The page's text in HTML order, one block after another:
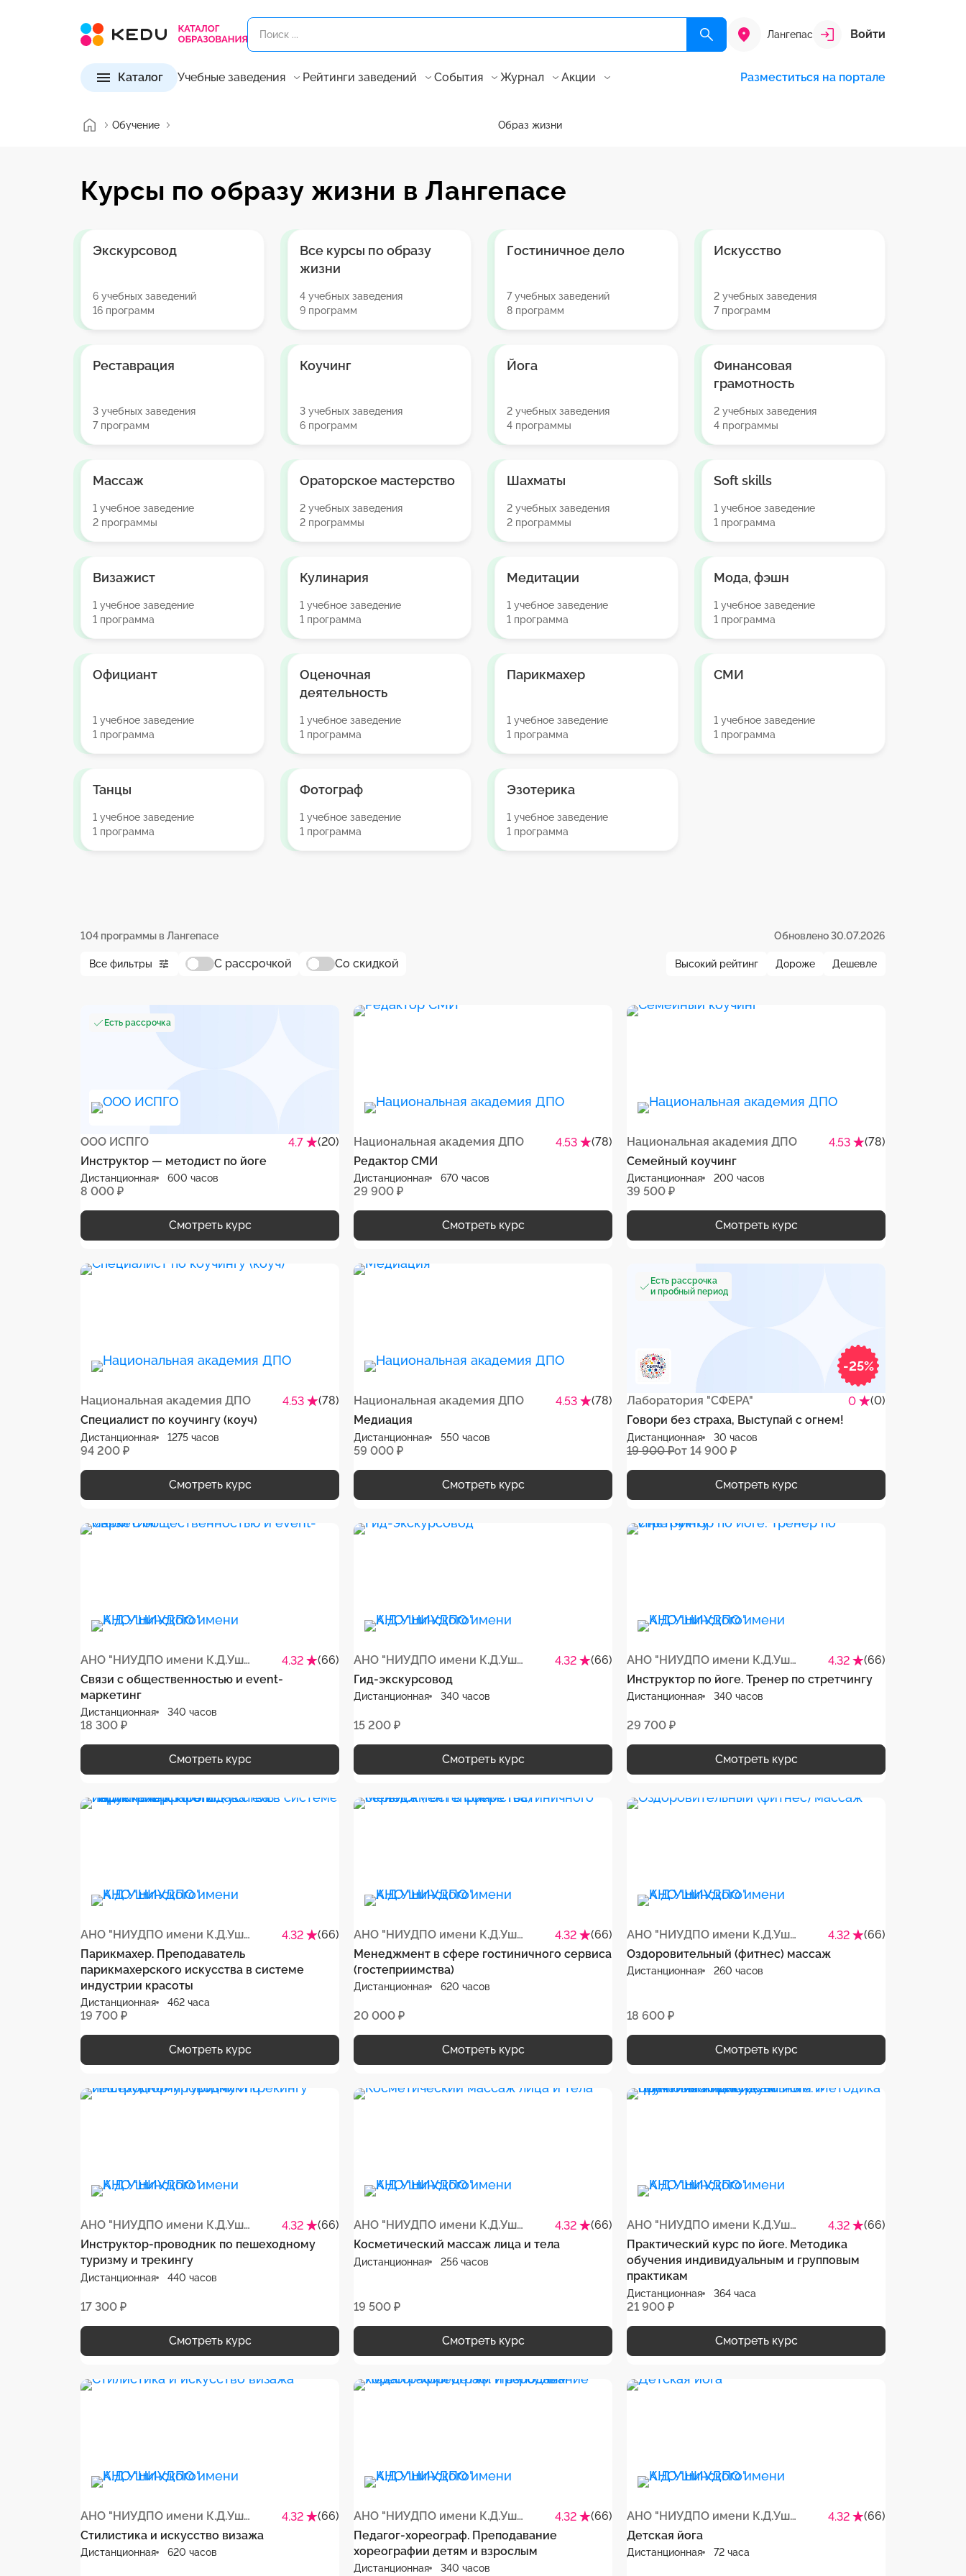
Лангепас Войти
Каталог Учебные заведения Рейтинги заведений События Журнал Акции Разместиться на портале
Обучение Образ жизни
Курсы по образу жизни в Лангепасе
Экскурсовод
6 учебных заведений
16 программ
Все курсы по образу
жизни
4 учебных заведения
9 программ
Гостиничное дело
7 учебных заведений
8 программ
Искусство
2 учебных заведения
7 программ
Реставрация
3 учебных заведения
7 программ
Коучинг
3 учебных заведения
6 программ
Йога
2 учебных заведения
4 программы
Финансовая
грамотность
2 учебных заведения
4 программы
Массаж
1 учебное заведение
2 программы
Ораторское мастерство
2 учебных заведения
2 программы
Шахматы
2 учебных заведения
2 программы
Soft skills
1 учебное заведение
1 программа
Визажист
1 учебное заведение
1 программа
Кулинария
1 учебное заведение
1 программа
Медитации
1 учебное заведение
1 программа
Мода, фэшн
1 учебное заведение
1 программа
Официант
1 учебное заведение
1 программа
Оценочная
деятельность
1 учебное заведение
1 программа
Парикмахер
1 учебное заведение
1 программа
СМИ
1 учебное заведение
1 программа
Танцы
1 учебное заведение
1 программа
Фотограф
1 учебное заведение
1 программа
Эзотерика
1 учебное заведение
1 программа
104 программы в Лангепасе Обновлено 30.07.2026
Все фильтры С рассрочкой Со скидкой Высокий рейтинг Дороже Дешевле
Есть рассрочка
ООО ИСПГО 4.7
(20)
Инструктор — методист по йоге
Дистанционная 600 часов
8 000 ₽
Смотреть курс
Национальная академия ДПО 4.53
(78)
Редактор СМИ
Дистанционная 670 часов
29 900 ₽
Смотреть курс
Национальная академия ДПО 4.53
(78)
Семейный коучинг
Дистанционная 200 часов
39 500 ₽
Смотреть курс
Национальная академия ДПО 4.53
(78)
Специалист по коучингу (коуч)
Дистанционная 1275 часов
94 200 ₽
Смотреть курс
Национальная академия ДПО 4.53
(78)
Медиация
Дистанционная 550 часов
59 000 ₽
Смотреть курс
Есть рассрочка
и пробный период
-25%
Лаборатория "СФЕРА" 0
(0)
Говори без страха, Выступай с огнем!
Дистанционная 30 часов
19 900 ₽от 14 900 ₽
Смотреть курс
АНО "НИУДПО имени К.Д.Ушинского" 4.32
(66)
Связи с общественностью и event-
маркетинг
Дистанционная 340 часов
18 300 ₽
Смотреть курс
АНО "НИУДПО имени К.Д.Ушинского" 4.32
(66)
Гид-экскурсовод
Дистанционная 340 часов
15 200 ₽
Смотреть курс
АНО "НИУДПО имени К.Д.Ушинского" 4.32
(66)
Инструктор по йоге. Тренер по стретчингу
Дистанционная 340 часов
29 700 ₽
Смотреть курс
АНО "НИУДПО имени К.Д.Ушинского" 4.32
(66)
Парикмахер. Преподаватель
парикмахерского искусства в системе
индустрии красоты
Дистанционная 462 часа
19 700 ₽
Смотреть курс
АНО "НИУДПО имени К.Д.Ушинского" 4.32
(66)
Менеджмент в сфере гостиничного сервиса
(гостеприимства)
Дистанционная 620 часов
20 000 ₽
Смотреть курс
АНО "НИУДПО имени К.Д.Ушинского" 4.32
(66)
Оздоровительный (фитнес) массаж
Дистанционная 260 часов
18 600 ₽
Смотреть курс
АНО "НИУДПО имени К.Д.Ушинского" 4.32
(66)
Инструктор-проводник по пешеходному
туризму и трекингу
Дистанционная 440 часов
17 300 ₽
Смотреть курс
АНО "НИУДПО имени К.Д.Ушинского" 4.32
(66)
Косметический массаж лица и тела
Дистанционная 256 часов
19 500 ₽
Смотреть курс
АНО "НИУДПО имени К.Д.Ушинского" 4.32
(66)
Практический курс по йоге. Методика
обучения индивидуальным и групповым
практикам
Дистанционная 364 часа
21 900 ₽
Смотреть курс
АНО "НИУДПО имени К.Д.Ушинского" 4.32
(66)
Стилистика и искусство визажа
Дистанционная 620 часов
АНО "НИУДПО имени К.Д.Ушинского" 4.32
(66)
Педагог-хореограф. Преподавание
хореографии детям и взрослым
Дистанционная 340 часов
АНО "НИУДПО имени К.Д.Ушинского" 4.32
(66)
Детская йога
Дистанционная 72 часа